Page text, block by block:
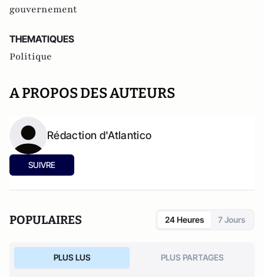
gouvernement
THEMATIQUES
Politique
A PROPOS DES AUTEURS
Rédaction d'Atlantico
SUIVRE
POPULAIRES 24 Heures 7 Jours
PLUS LUS PLUS PARTAGES